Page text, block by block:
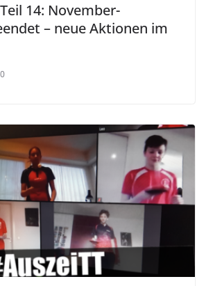
14: November-
– neue Aktionen im